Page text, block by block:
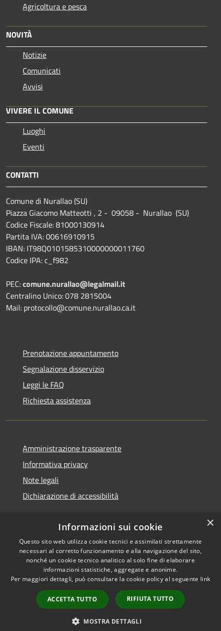
Agricoltura e pesca
NOVITÀ
Notizie
Comunicati
Avvisi
VIVERE IL COMUNE
Luoghi
Eventi
CONTATTI
Comune di Nurallao (SU)
Piazza Giacomo Matteotti , 2 - 09058 - Nurallao (SU)
Codice Fiscale: 81000130914
Partita IVA: 00616910915
IBAN: IT98Q0101585310000000011760
Codice IPA: c_f982
PEC:comune.nurallao@legalmail.it
Centralino Unico: 078 2815004
Mail: protocollo@comune.nurallao.ca.it
Prenotazione appuntamento
Segnalazione disservizio
Leggi le FAQ
Richiesta assistenza
Amministrazione trasparente
Informativa privacy
Note legali
Dichiarazione di accessibilità
RSS
Accessibilità
Cookie
Mappa del sito
Intranet
Copyright © 2026 • Comune di
Nurallao • Powered by
Municipium•Accesso
redazione
×
Informazioni sui cookie
Questo sito web utilizza cookie tecnici e assimilati strettamente
necessari al corretto funzionamento e alla navigazione del sito,
nonché un cookie tecnico analitico al solo fine di elaborare
informazioni statistiche, aggregate e anonime.
Per maggiori dettagli, può consultare la cookie policy al seguente link
ACCETTA TUTTO RIFIUTA TUTTO
MOSTRA DETTAGLI